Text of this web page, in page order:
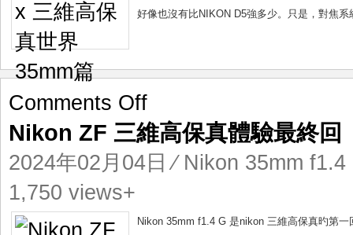
界
好像也沒有比NIKON D5強多少。只是，對焦
Comments Offon
ZF
維
真
Nikon ZF 三維高保真體驗最終回
2024年02月04日 ⁄ Nikon 35mm f1.4
1,750 views+
Nikon 35mm f1.4 G 是nikon 三維高保真旳第